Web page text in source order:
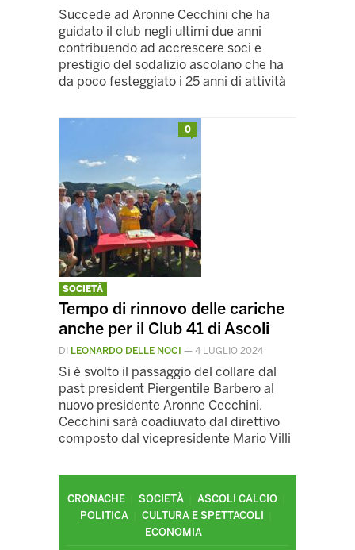
Succede ad Aronne Cecchini che ha
guidato il club negli ultimi due anni
contribuendo ad accrescere soci e
prestigio del sodalizio ascolano che ha
da poco festeggiato i 25 anni di attività
0
SOCIETÀ
Tempo di rinnovo delle cariche
anche per il Club 41 di Ascoli
DI LEONARDO DELLE NOCI — 4 LUGLIO 2024
Si è svolto il passaggio del collare dal
past president Piergentile Barbero al
nuovo presidente Aronne Cecchini.
Cecchini sarà coadiuvato dal direttivo
composto dal vicepresidente Mario Villi
CRONACHE SOCIETÀ
ASCOLI CALCIO
POLITICA
CULTURA E SPETTACOLI
ECONOMIA